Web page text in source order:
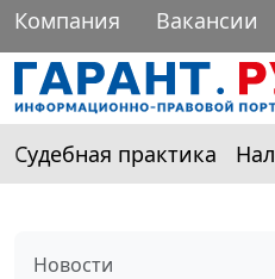
Компания Вакансии
Судебная практика
Новости